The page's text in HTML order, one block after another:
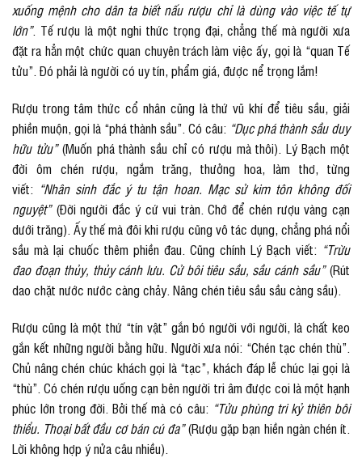
xuống mệnh cho dân ta biết nấu rượu chỉ là dùng vào việc tế tự
lớn”. Tế rượu là một nghi thức trọng đại, chẳng thế mà người xưa
đặt ra hẳn một chức quan chuyên trách làm việc ấy, gọi là “quan Tế
tửu”. Đó phải là người có uy tín, phẩm giá, được nể trọng lắm!
Rượu trong tâm thức cổ nhân cũng là thứ vũ khí để tiêu sầu, giải
phiền muộn, gọi là “phá thành sầu”. Có câu: “Dục phá thành sầu duy
hữu tửu”(Muốn phá thành sầu chỉ có rượu mà thôi). Lý Bạch một
đời ôm chén rượu, ngắm trăng, thưởng hoa, làm thơ, từng
viết: “Nhân sinh đắc ý tu tận hoan. Mạc sử kim tôn không đối
nguyệt”(Đời người đắc ý cứ vui tràn. Chớ để chén rượu vàng cạn
dưới trăng). Ấy thế mà đôi khi rượu cũng vô tác dụng, chẳng phá nổi
sầu mà lại chuốc thêm phiền đau. Cũng chính Lý Bạch viết: “Trừu
đao đoạn thủy, thủy cánh lưu. Cử bôi tiêu sầu, sầu cánh sầu”(Rút
dao chặt nước nước càng chảy. Nâng chén tiêu sầu sầu càng sầu).
Rượu cũng là một thứ “tín vật” gắn bó người với người, là chất keo
gắn kết những người bằng hữu. Người xưa nói: “Chén tạc chén thù”.
Chủ nâng chén chúc khách gọi là “tạc”, khách đáp lễ chúc lại gọi là
“thù”. Có chén rượu uống cạn bên người tri âm được coi là một hạnh
phúc lớn trong đời. Bởi thế mà có câu: “Tửu phùng tri kỷ thiên bôi
thiểu. Thoại bất đầu cơ bán cú đa”(Rượu gặp bạn hiền ngàn chén ít.
Lời không hợp ý nửa câu nhiều).